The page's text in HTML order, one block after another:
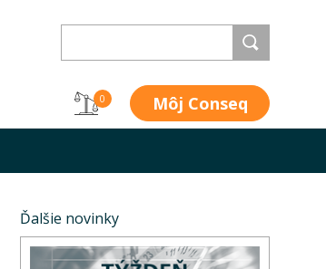
0 Môj Conseq
Ďalšie novinky